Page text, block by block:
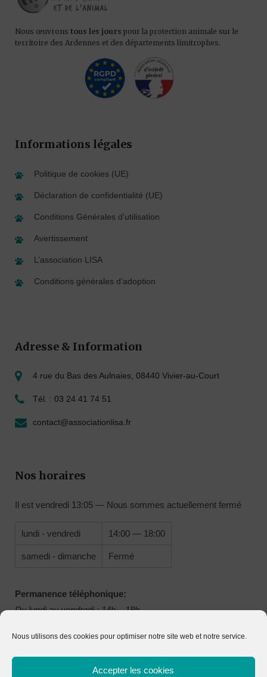
Nous utilisons des cookies pour optimiser notre site web et notre service.
Accepter les cookies
Nous œuvrons tous les jours pour la protection animale sur le
territoire des Ardennes et des départements limitrophes.
Informations légales
Politique de cookies (UE)
Déclaration de confidentialité (UE)
Conditions Générales d’utilisation
Avertissement
L’association LISA
Conditions générales d’adoption
Adresse & Information
4 rue du Bas des Aulnaies, 08440 Vivier-au-Court
Tél. : 03 24 41 74 51
contact@associationlisa.fr
Nos horaires
Il est vendredi 13:05 — Nous sommes actuellement fermé
lundi - vendredi 14:00 — 18:00
samedi - dimanche Fermé
Permanence téléphonique:
Du lundi au vendredi : 14h – 18h